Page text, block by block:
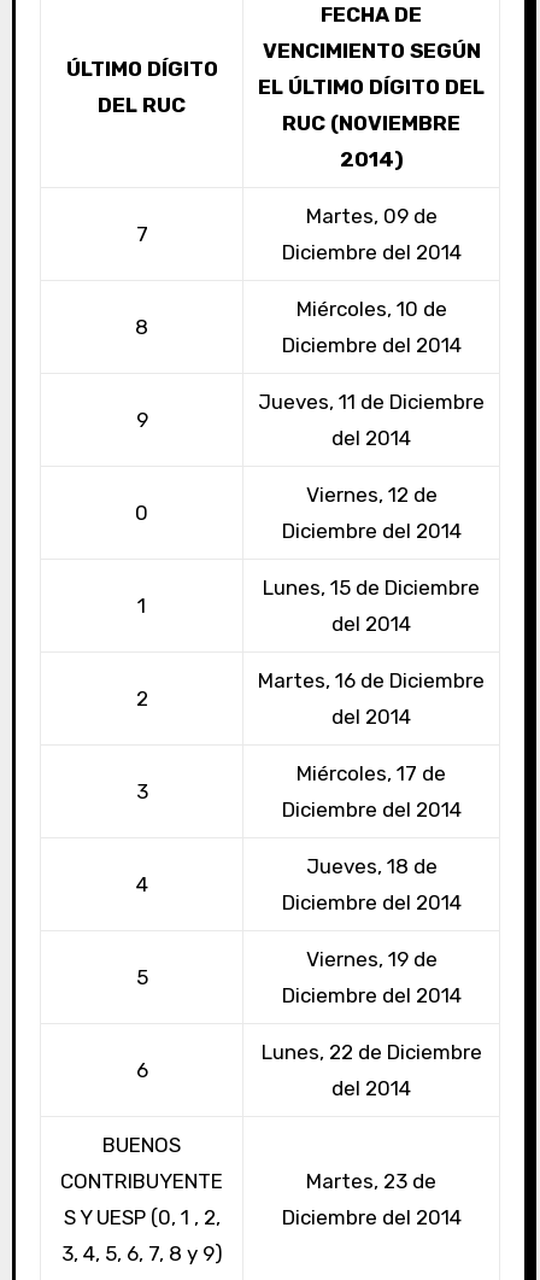
ÚLTIMO DÍGITO
DEL RUC
FECHA DE
VENCIMIENTO SEGÚN
EL ÚLTIMO DÍGITO DEL
RUC (NOVIEMBRE
2014)
7
Martes, 09 de
Diciembre del 2014
8
Miércoles, 10 de
Diciembre del 2014
9
Jueves, 11 de Diciembre
del 2014
0
Viernes, 12 de
Diciembre del 2014
1
Lunes, 15 de Diciembre
del 2014
2
Martes, 16 de Diciembre
del 2014
3
Miércoles, 17 de
Diciembre del 2014
4
Jueves, 18 de
Diciembre del 2014
5
Viernes, 19 de
Diciembre del 2014
6
Lunes, 22 de Diciembre
del 2014
BUENOS
CONTRIBUYENTE
S Y UESP (0, 1 , 2,
3, 4, 5, 6, 7, 8 y 9)
Martes, 23 de
Diciembre del 2014